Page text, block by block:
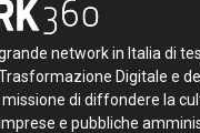
network in Italia di
Digitale e
missione di diffondere la
e pubbliche